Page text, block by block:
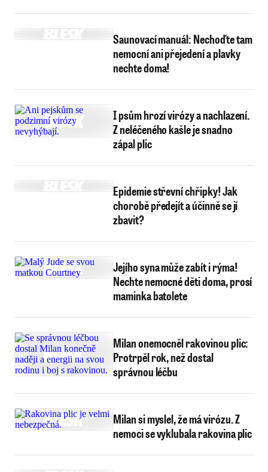
Saunovací manuál: Nechoďte tam
nemocní ani přejedení a plavky
nechte doma!
I psům hrozí virózy a nachlazení.
Z neléčeného kašle je snadno
zápal plic
Epidemie střevní chřipky! Jak
chorobě předejít a účinně se jí
zbavit?
Jejího syna může zabít i rýma!
Nechte nemocné děti doma, prosí
maminka batolete
Milan onemocněl rakovinou plic:
Protrpěl rok, než dostal
správnou léčbu
Milan si myslel, že má virózu. Z
nemoci se vyklubala rakovina plic